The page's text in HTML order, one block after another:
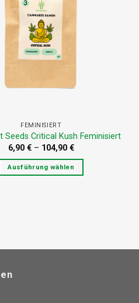
Optionen
können
auf
der
Produktseite
werden
FEMINISIERT
Seeds Critical Kush Feminisiert
6,90 €– 104,90 €
Ausführung wählen
auf.